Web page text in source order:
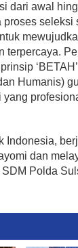
dari awal
proses seleksi
terpercaya.
Humanis)
Indonesia,
dan
SDM Polda